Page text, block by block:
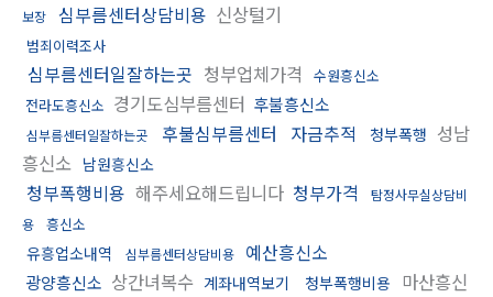
보장
심부름센터상담비용 신상털기
범죄이력조사
심부름센터일잘하는곳 청부업체가격
수원흥신소
전라도흥신소 경기도심부름센터 후불흥신소
심부름센터일잘하는곳 후불심부름센터 자금추적 청부폭행 성남
흥신소 남원흥신소
청부폭행비용 해주세요해드립니다 청부가격
탐정사무실상담비
용
흥신소
유흥업소내역 심부름센터상담비용 예산흥신소
광양흥신소 상간녀복수 계좌내역보기 청부폭행비용
마산흥신